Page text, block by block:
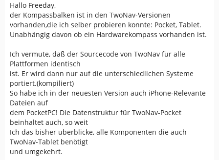
Hallo Freeday,
der Kompassbalken ist in den TwoNav-Versionen
vorhanden,die ich selber probieren konnte: Pocket, Tablet.
Unabhängig davon ob ein Hardwarekompass vorhanden ist.
Ich vermute, daß der Sourcecode von TwoNav für alle
Plattformen identisch
ist. Er wird dann nur auf die unterschiedlichen Systeme
portiert.(kompiliert)
So habe ich in der neuesten Version auch iPhone-Relevante
Dateien auf
dem PocketPC! Die Datenstruktur für TwoNav-Pocket
beinhaltet auch, so weit
Ich das bisher überblicke, alle Komponenten die auch
TwoNav-Tablet benötigt
und umgekehrt.